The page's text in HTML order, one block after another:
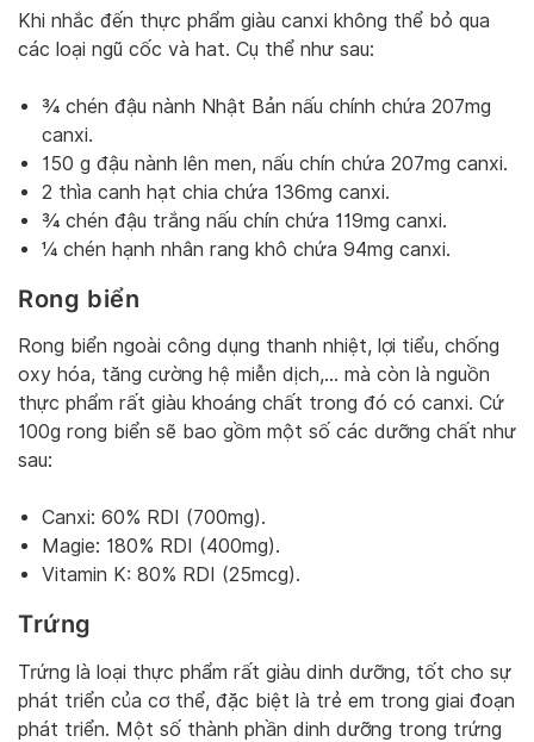
Khi nhắc đến thực phẩm giàu canxi không thể bỏ qua
các loại ngũ cốc và hat. Cụ thể như sau:
¾ chén đậu nành Nhật Bản nấu chính chứa 207mg
canxi.
150 g đậu nành lên men, nấu chín chứa 207mg canxi.
2 thìa canh hạt chia chứa 136mg canxi.
¾ chén đậu trắng nấu chín chứa 119mg canxi.
¼ chén hạnh nhân rang khô chứa 94mg canxi.
Rong biển
Rong biển ngoài công dụng thanh nhiệt, lợi tiểu, chống
oxy hóa, tăng cường hệ miễn dịch,… mà còn là nguồn
thực phẩm rất giàu khoáng chất trong đó có canxi. Cứ
100g rong biển sẽ bao gồm một số các dưỡng chất như
sau:
Canxi: 60% RDI (700mg).
Magie: 180% RDI (400mg).
Vitamin K: 80% RDI (25mcg).
Trứng
Trứng là loại thực phẩm rất giàu dinh dưỡng, tốt cho sự
phát triển của cơ thể, đặc biệt là trẻ em trong giai đoạn
phát triển. Một số thành phần dinh dưỡng trong trứng